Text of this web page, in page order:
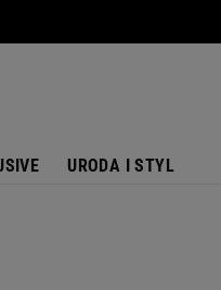
URODA I STYL